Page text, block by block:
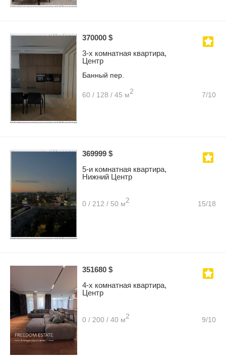
370000 $
3-х комнатная квартира,
Центр
Банный пер.
60 / 128 / 45 м2 7/10
369999 $
5-и комнатная квартира,
Нижний Центр
0 / 212 / 50 м2 15/18
351680 $
4-х комнатная квартира,
Центр
0 / 200 / 40 м2 9/10